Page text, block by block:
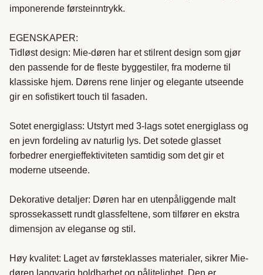
imponerende førsteinntrykk.
EGENSKAPER:
Tidløst design: Mie-døren har et stilrent design som gjør
den passende for de fleste byggestiler, fra moderne til
klassiske hjem. Dørens rene linjer og elegante utseende
gir en sofistikert touch til fasaden.
Sotet energiglass: Utstyrt med 3-lags sotet energiglass og
en jevn fordeling av naturlig lys. Det sotede glasset
forbedrer energieffektiviteten samtidig som det gir et
moderne utseende.
Dekorative detaljer: Døren har en utenpåliggende malt
sprossekassett rundt glassfeltene, som tilfører en ekstra
dimensjon av eleganse og stil.
Høy kvalitet: Laget av førsteklasses materialer, sikrer Mie-